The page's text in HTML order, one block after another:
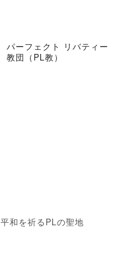
パーフェクト リバティー
教団（PL教）
平和を祈るPLの聖地